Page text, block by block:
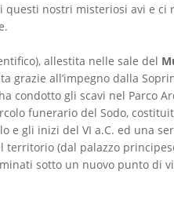
questi nostri misteriosi avi e ci
allestita nelle sale del
grazie all’impegno dalla
condotto gli scavi nel Parco
funerario del Sodo,
e gli inizi del VI a.C. ed una
(dal palazzo
sotto un nuovo punto di